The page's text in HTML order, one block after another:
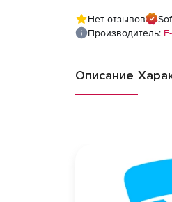
лицензий
Нет отзывов
Производитель:
Описание